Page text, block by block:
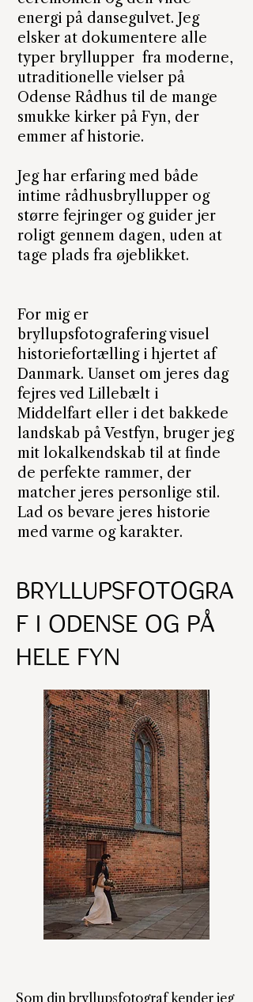
energi på dansegulvet. Jeg
elsker at dokumentere alle
typer bryllupper fra moderne,
utraditionelle vielser på
Odense Rådhus til de mange
smukke kirker på Fyn, der
emmer af historie.
Jeg har erfaring med både
intime rådhusbryllupper og
større fejringer og guider jer
roligt gennem dagen, uden at
tage plads fra øjeblikket.
For mig er
bryllupsfotografering visuel
historiefortælling i hjertet af
Danmark. Uanset om jeres dag
fejres ved Lillebælt i
Middelfart eller i det bakkede
landskab på Vestfyn, bruger jeg
mit lokalkendskab til at finde
de perfekte rammer, der
matcher jeres personlige stil.
Lad os bevare jeres historie
med varme og karakter.
Bryllupsfotogra
f i Odense og på
hele Fyn
Som din bryllupsfotograf kender jeg